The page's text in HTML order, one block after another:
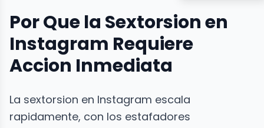
Por Que la Sextorsion en
Instagram Requiere
Accion Inmediata
La sextorsion en Instagram escala
rapidamente, con los estafadores